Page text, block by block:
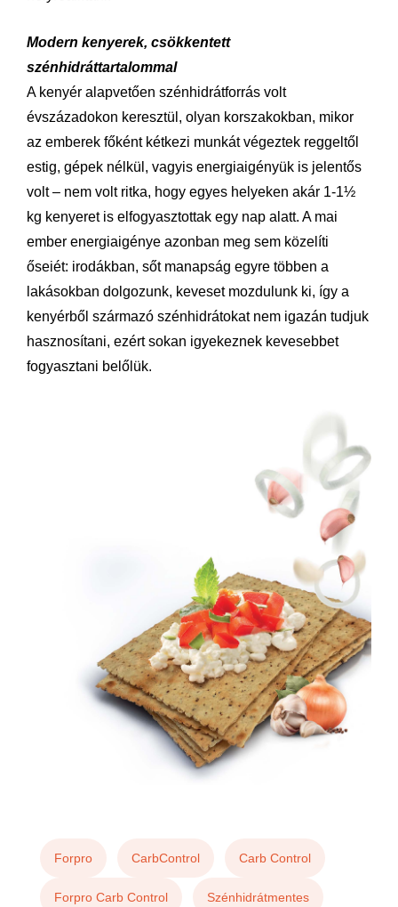
Modern kenyerek, csökkentett
szénhidráttartalommal
A kenyér alapvetően szénhidrátforrás volt
évszázadokon keresztül, olyan korszakokban, mikor
az emberek főként kétkezi munkát végeztek reggeltől
estig, gépek nélkül, vagyis energiaigényük is jelentős
volt – nem volt ritka, hogy egyes helyeken akár 1-1½
kg kenyeret is elfogyasztottak egy nap alatt. A mai
ember energiaigénye azonban meg sem közelíti
őseiét: irodákban, sőt manapság egyre többen a
lakásokban dolgozunk, keveset mozdulunk ki, így a
kenyérből származó szénhidrátokat nem igazán tudjuk
hasznosítani, ezért sokan igyekeznek kevesebbet
fogyasztani belőlük.
Forpro CarbControl Carb Control
Forpro Carb Control Szénhidrátmentes